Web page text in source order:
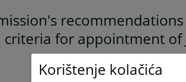
criteria for appointment of
Korištenje kolačića